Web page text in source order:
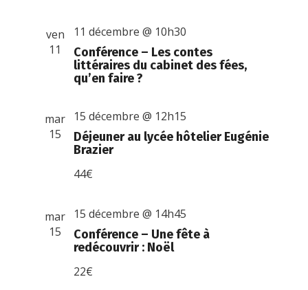
ven
11
Conférence – Les contes
littéraires du cabinet des fées,
qu’en faire ?
11 décembre @ 10h30
mar
15
Déjeuner au lycée hôtelier Eugénie
Brazier
15 décembre @ 12h15
44€
mar
15
Conférence – Une fête à
redécouvrir : Noël
15 décembre @ 14h45
22€